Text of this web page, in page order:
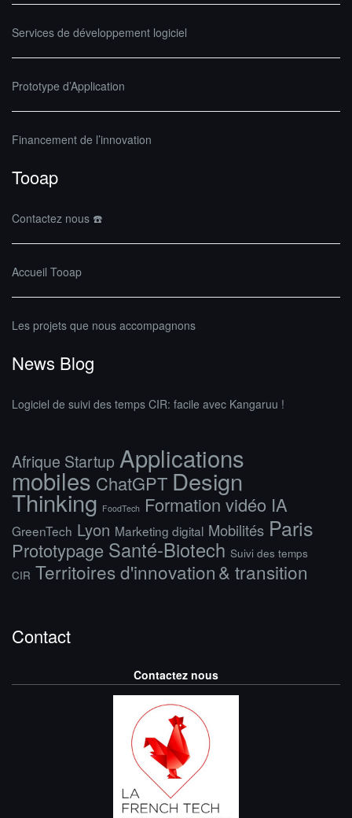
Services de développement logiciel
Prototype d’Application
Financement de l’innovation
Tooap
Contactez nous ☎️
Accueil Tooap
Les projets que nous accompagnons
News Blog
Logiciel de suivi des temps CIR: facile avec Kangaruu !
Afrique Startup Applications
mobiles ChatGPT Design
Thinking FoodTech Formation vidéo IA
GreenTech Lyon Marketing digital Mobilités Paris
Prototypage Santé-Biotech Suivi des temps
CIR Territoires d'innovation & transition
Contact
Contactez nous